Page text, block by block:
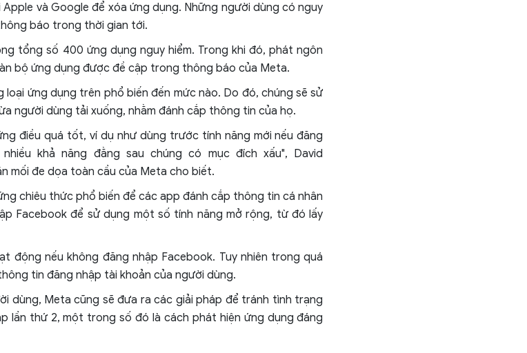
và Google để xóa ứng dụng. Những người dùng có nguy
báo trong thời gian tới.
tổng số 400 ứng dụng nguy hiểm. Trong khi đó, phát ngôn
bộ ứng dụng được đề cập trong thông báo của Meta.
loại ứng dụng trên phổ biến đến mức nào. Do đó, chúng sẽ sử
người dùng tải xuống, nhằm đánh cắp thông tin của họ.
điều quá tốt, ví dụ như dùng trước tính năng mới nếu đăng
khả năng đằng sau chúng có mục đích xấu", David
mối đe dọa toàn cầu của Meta cho biết.
chiêu thức phổ biến để các app đánh cắp thông tin cá nhân
Facebook để sử dụng một số tính năng mở rộng, từ đó lấy
động nếu không đăng nhập Facebook. Tuy nhiên trong quá
tin đăng nhập tài khoản của người dùng.
dùng, Meta cũng sẽ đưa ra các giải pháp để tránh tình trạng
lần thứ 2, một trong số đó là cách phát hiện ứng dụng đáng